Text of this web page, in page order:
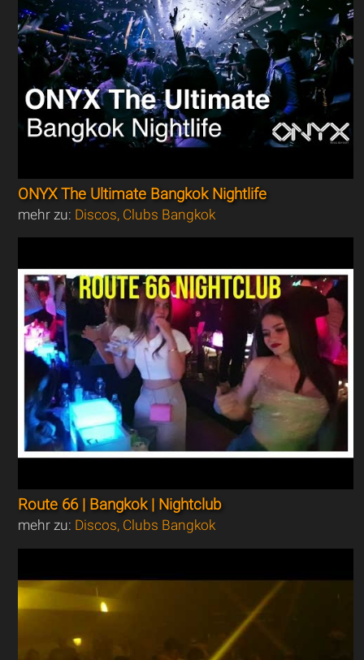
ONYX The Ultimate Bangkok Nightlife
mehr zu: Discos, Clubs Bangkok
Route 66 | Bangkok | Nightclub
mehr zu: Discos, Clubs Bangkok